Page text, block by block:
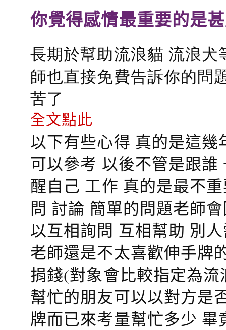
你覺得感情最重要的是
長期於幫助流浪貓 流浪
師也直接免費告訴你的問
苦了
全文點此
以下有些心得 真的是這
可以參考 以後不管是跟
醒自己 工作 真的是最不
問 討論 簡單的問題老師
以互相詢問 互相幫助 別
老師還是不太喜歡伸手牌
捐錢(對象會比較指定為
幫忙的朋友可以以對方是
牌而已來考量幫忙多少